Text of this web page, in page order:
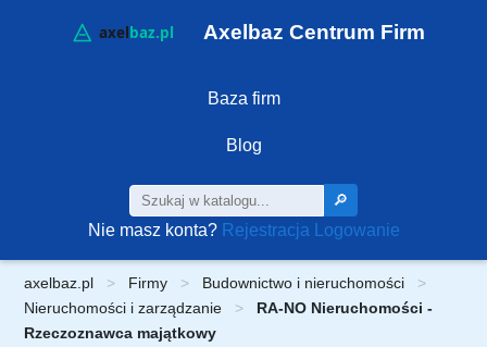
Axelbaz Centrum Firm
Baza firm
Blog
🔎
Nie masz konta? Rejestracja Logowanie
axelbaz.pl Firmy
Budownictwo i nieruchomości
Nieruchomości i zarządzanie
RA-NO Nieruchomości -
Rzeczoznawca majątkowy